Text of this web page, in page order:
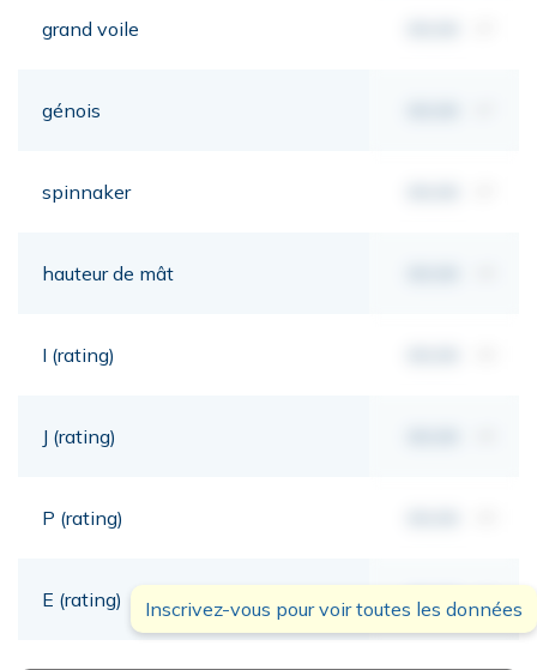
grand voile
génois
spinnaker
hauteur de mât
I (rating)
J (rating)
P (rating)
E (rating) 00,00
Inscrivez-vous pour voir toutes les données